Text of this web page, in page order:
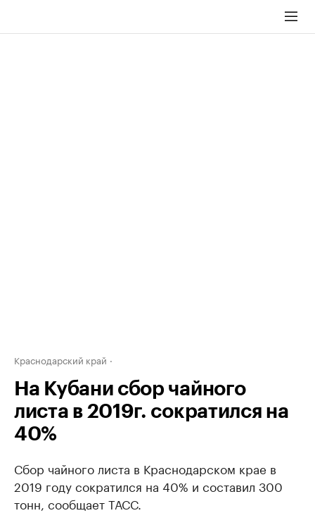
Краснодарский край
На Кубани сбор чайного
листа в 2019г. сократился на
40%
Сбор чайного листа в Краснодарском крае в
2019 году сократился на 40% и составил 300
тонн, сообщает ТАСС.